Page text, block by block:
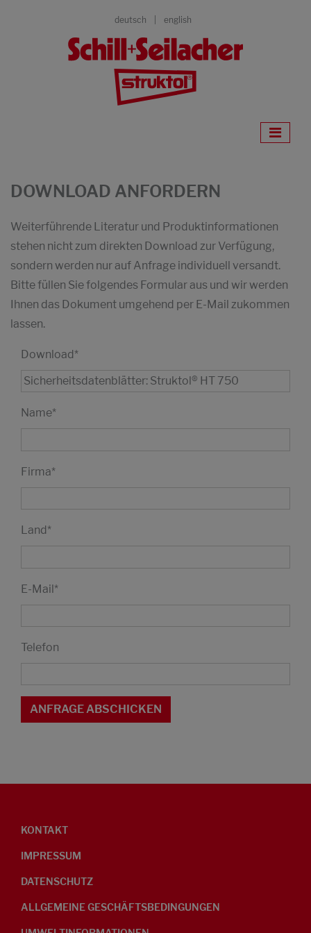
deutsch english
DOWNLOAD ANFORDERN
Weiterführende Literatur und Produktinformationen
stehen nicht zum direkten Download zur Verfügung,
sondern werden nur auf Anfrage individuell versandt.
Bitte füllen Sie folgendes Formular aus und wir werden
Ihnen das Dokument umgehend per E-Mail zukommen
lassen.
Download*
Name*
Firma*
Land*
E-Mail*
Telefon
KONTAKT
IMPRESSUM
DATENSCHUTZ
ALLGEMEINE GESCHÄFTSBEDINGUNGEN